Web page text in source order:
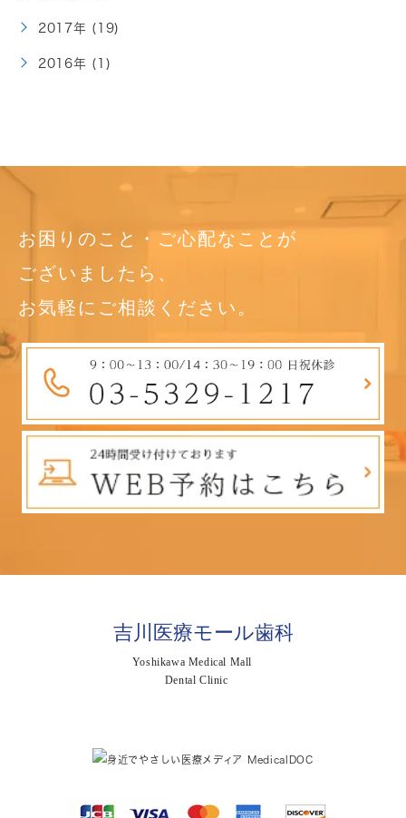
2017年 (19)
2016年 (1)
お困りのこと・ご心配なことが
ございましたら、
お気軽にご相談ください。